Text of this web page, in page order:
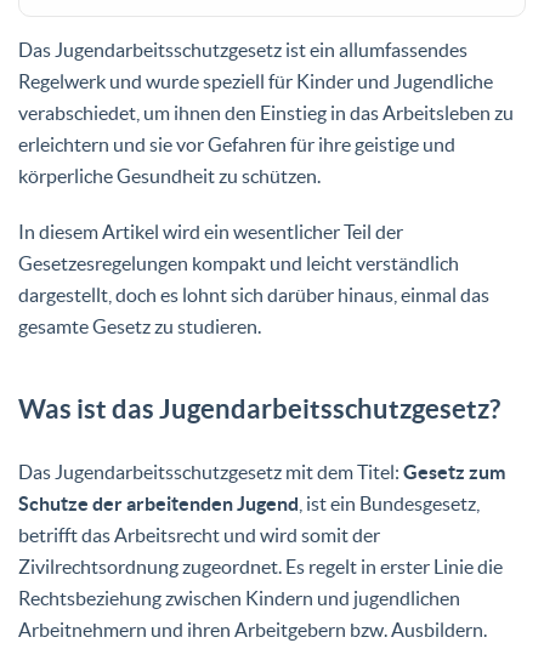
Das Jugendarbeitsschutzgesetz ist ein allumfassendes
Regelwerk und wurde speziell für Kinder und Jugendliche
verabschiedet, um ihnen den Einstieg in das Arbeitsleben zu
erleichtern und sie vor Gefahren für ihre geistige und
körperliche Gesundheit zu schützen.
In diesem Artikel wird ein wesentlicher Teil der
Gesetzesregelungen kompakt und leicht verständlich
dargestellt, doch es lohnt sich darüber hinaus, einmal das
gesamte Gesetz zu studieren.
Was ist das Jugendarbeitsschutzgesetz?
Das Jugendarbeitsschutzgesetz mit dem Titel: Gesetz zum
Schutze der arbeitenden Jugend , ist ein Bundesgesetz,
betrifft das Arbeitsrecht und wird somit der
Zivilrechtsordnung zugeordnet. Es regelt in erster Linie die
Rechtsbeziehung zwischen Kindern und jugendlichen
Arbeitnehmern und ihren Arbeitgebern bzw. Ausbildern.